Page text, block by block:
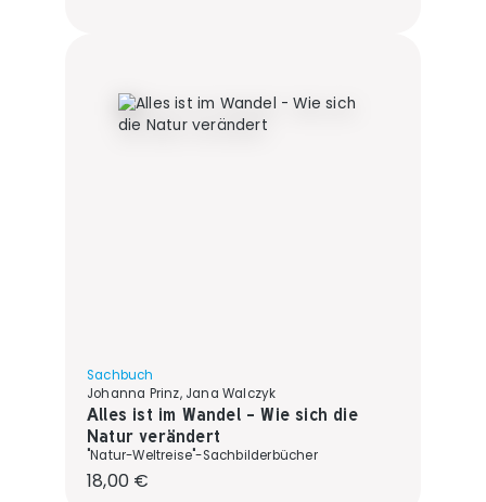
Sachbuch
Johanna Prinz, Jana Walczyk
Alles ist im Wandel - Wie sich die
Natur verändert
"Natur-Weltreise"-Sachbilderbücher
Regulärer Preis:
18,00 €